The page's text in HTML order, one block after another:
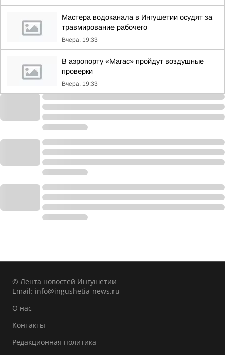
Мастера водоканала в Ингушетии осудят за
травмирование рабочего
Вчера, 19:33
В аэропорту «Магас» пройдут воздушные
проверки
Вчера, 19:33
© Лента новостей Ингушетии
Email: info@ingushetia-news.ru
О нас
Контакты
Редакционная политика